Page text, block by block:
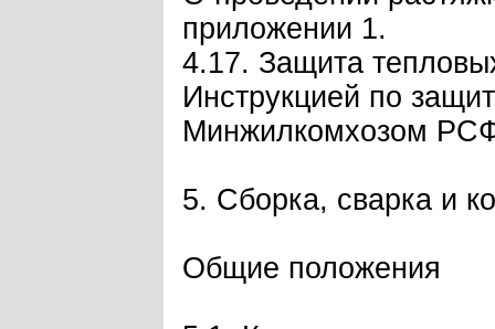
приложении 1.
4.17. Защита
Инструкцией по
Минжилкомхозом
5. Сборка, сварка и
Общие положения